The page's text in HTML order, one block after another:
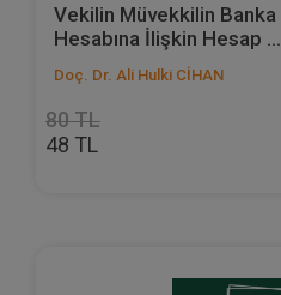
Vekilin Müvekkilin Banka
Hesabına İlişkin Hesap ...
Doç. Dr. Ali Hulki CİHAN
80 TL
48 TL